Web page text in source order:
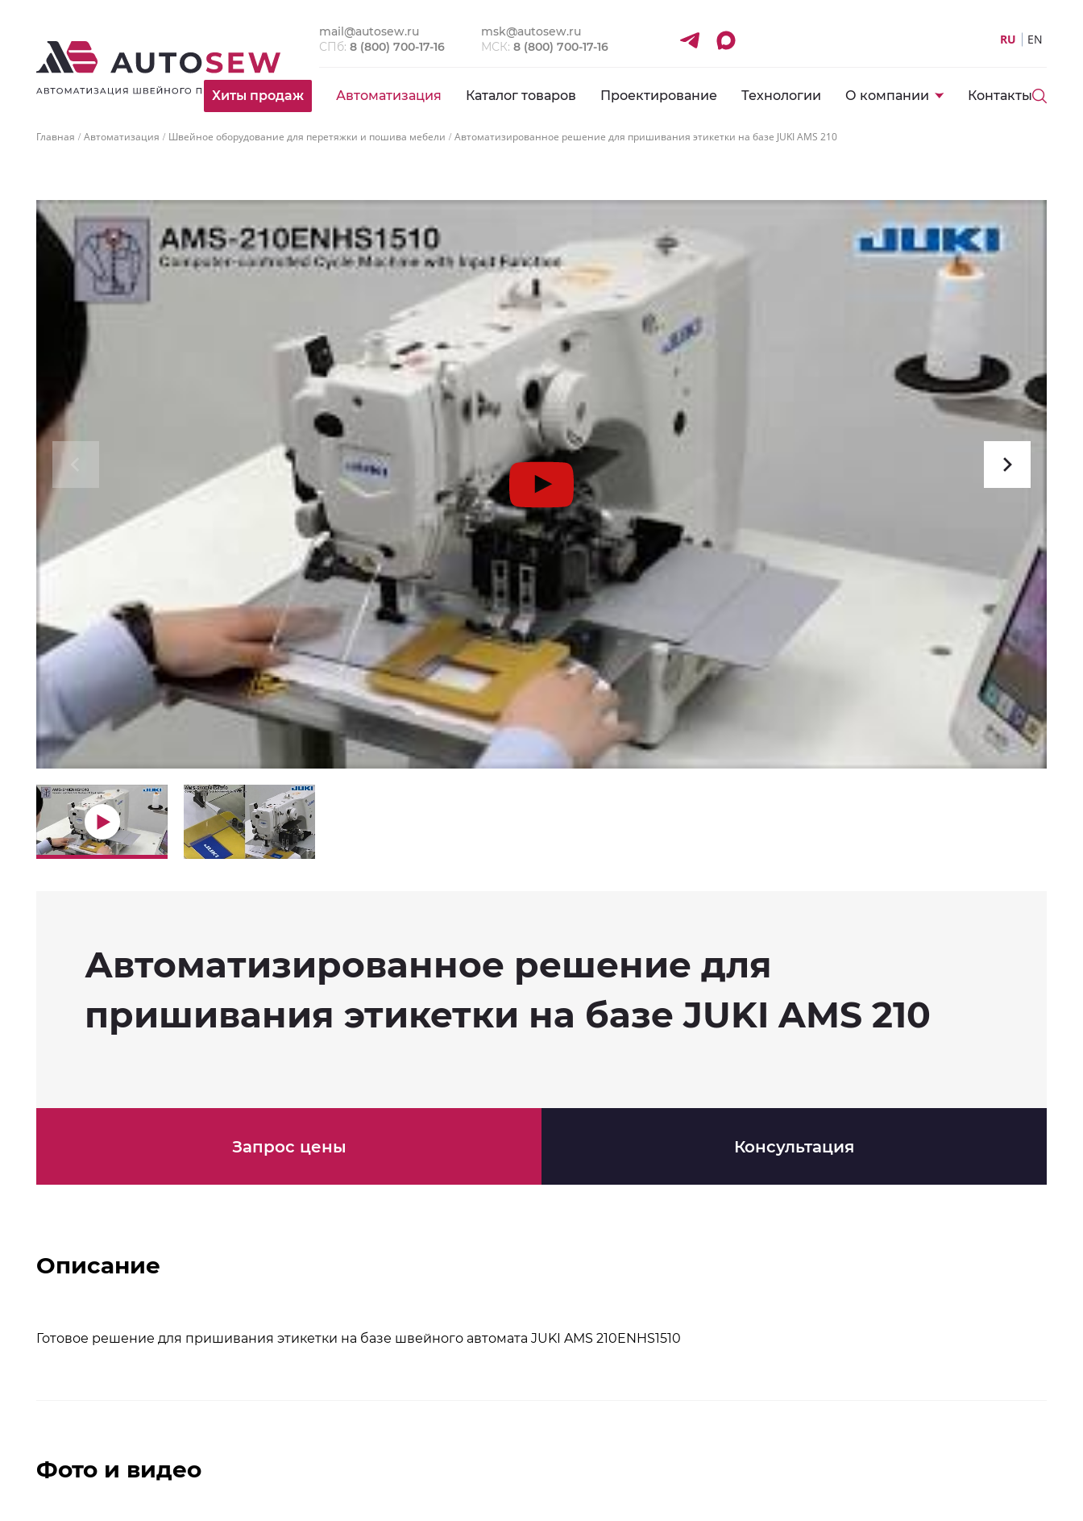
mail@autosew.ru
СПб: 8 (800) 700-17-16
msk@autosew.ru
МСК: 8 (800) 700-17-16 RU EN
Хиты продаж Автоматизация Каталог товаров Проектирование Технологии О компании Контакты
Главная Автоматизация Швейное оборудование для перетяжки и пошива мебели Автоматизированное решение для пришивания этикетки на базе JUKI AMS 210
Автоматизированное решение для
пришивания этикетки на базе JUKI AMS 210
Запрос цены Консультация
Описание
Готовое решение для пришивания этикетки на базе швейного автомата JUKI AMS 210ENHS1510
Фото и видео